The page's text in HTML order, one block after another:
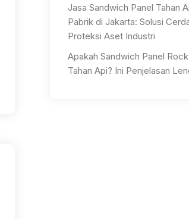
Jasa Sandwich Panel Tahan
Pabrik di Jakarta: Solusi
Proteksi Aset Industri
Apakah Sandwich Panel
Tahan Api? Ini Penjelasan